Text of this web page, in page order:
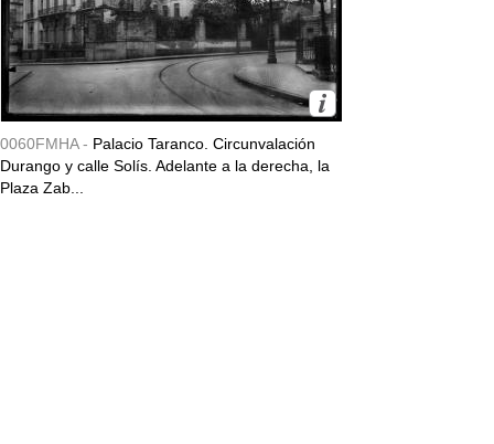
0060FMHA - Palacio Taranco. Circunvalación
Durango y calle Solís. Adelante a la derecha, la
Plaza Zab...